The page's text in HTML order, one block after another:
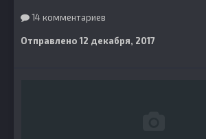
14 комментариев
Отправлено12 декабря, 2017